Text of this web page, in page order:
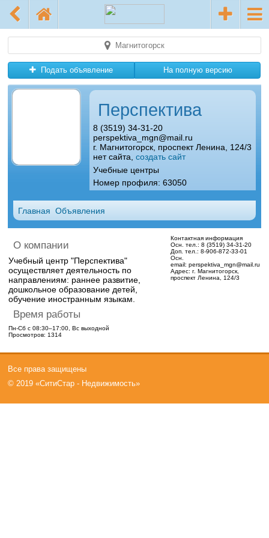
Магнитогорск
Подать объявление На полную версию
Перспектива
8 (3519) 34-31-20
perspektiva_mgn@mail.ru
г. Магнитогорск, проспект Ленина, 124/3
нет сайта, создать сайт
Учебные центры
Номер профиля: 63050
Главная Объявления
О компании
Учебный центр "Перспектива"
осуществляет деятельность по
направлениям: раннее развитие,
дошкольное образование детей,
обучение иностранным языкам.
Время работы
Пн-Сб с 08:30–17:00, Вс выходной
Просмотров: 1314
Контактная информация
Осн. тел.:8 (3519) 34-31-20
Доп. тел.:8-906-872-33-01
Осн.
email:perspektiva_mgn@mail.ru
Адрес:г. Магнитогорск,
проспект Ленина, 124/3
Все права защищены
© 2019 «СитиСтар - Недвижимость»